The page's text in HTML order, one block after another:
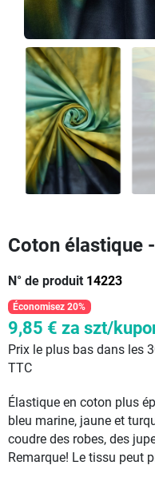
Coton élastique
N° de produit 14223
Économisez 20%
9,85 € za szt/
Prix le plus bas dans les
TTC
Élastique en coton plus
bleu marine, jaune et
coudre des robes, des
Remarque! Le tissu peut